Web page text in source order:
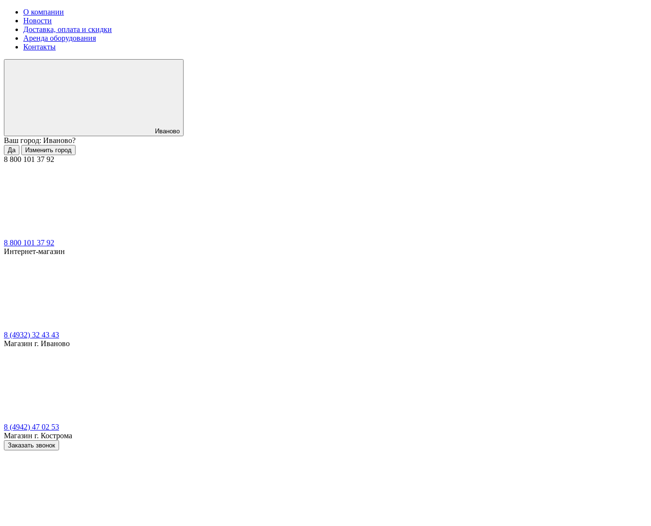
О компании
Новости
Доставка, оплата и скидки
Аренда оборудования
Контакты
Иваново
Ваш город: Иваново?
Да Изменить город
8 800 101 37 92
8 800 101 37 92
Интернет-магазин
8 (4932) 32 43 43
Магазин г. Иваново
8 (4942) 47 02 53
Магазин г. Кострома
Заказать звонок